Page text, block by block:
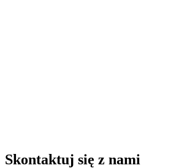
Skontaktuj się z nami